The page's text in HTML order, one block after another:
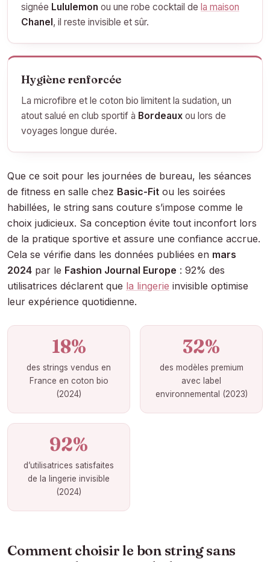
signée Lululemon ou une robe cocktail de la maison
Chanel, il reste invisible et sûr.
Hygiène renforcée
La microfibre et le coton bio limitent la sudation, un
atout salué en club sportif à Bordeaux ou lors de
voyages longue durée.
Que ce soit pour les journées de bureau, les séances
de fitness en salle chez Basic-Fit ou les soirées
habillées, le string sans couture s’impose comme le
choix judicieux. Sa conception évite tout inconfort lors
de la pratique sportive et assure une confiance accrue.
Cela se vérifie dans les données publiées en mars
2024 par le Fashion Journal Europe : 92% des
utilisatrices déclarent que la lingerie invisible optimise
leur expérience quotidienne.
18%
des strings vendus en
France en coton bio
(2024)
32%
des modèles premium
avec label
environnemental (2023)
92%
d’utilisatrices satisfaites
de la lingerie invisible
(2024)
Comment choisir le bon string sans